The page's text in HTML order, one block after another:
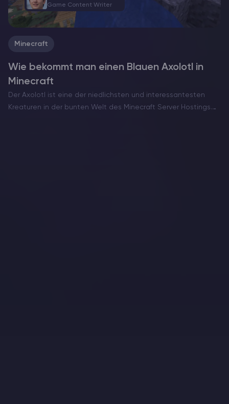
Minecraft
Wie bekommt man einen Blauen Axolotl in
Minecraft
Der Axolotl ist eine der niedlichsten und interessantesten
Kreaturen in der bunten Welt des Minecraft Server Hostings.
Game Content Writer